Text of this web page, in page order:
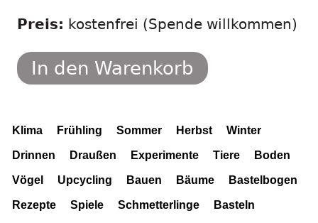
Preis: kostenfrei (Spende willkommen)
In den Warenkorb
Klima Frühling Sommer Herbst Winter
Drinnen Draußen Experimente Tiere Boden
Vögel Upcycling Bauen Bäume Bastelbogen
Rezepte Spiele Schmetterlinge Basteln